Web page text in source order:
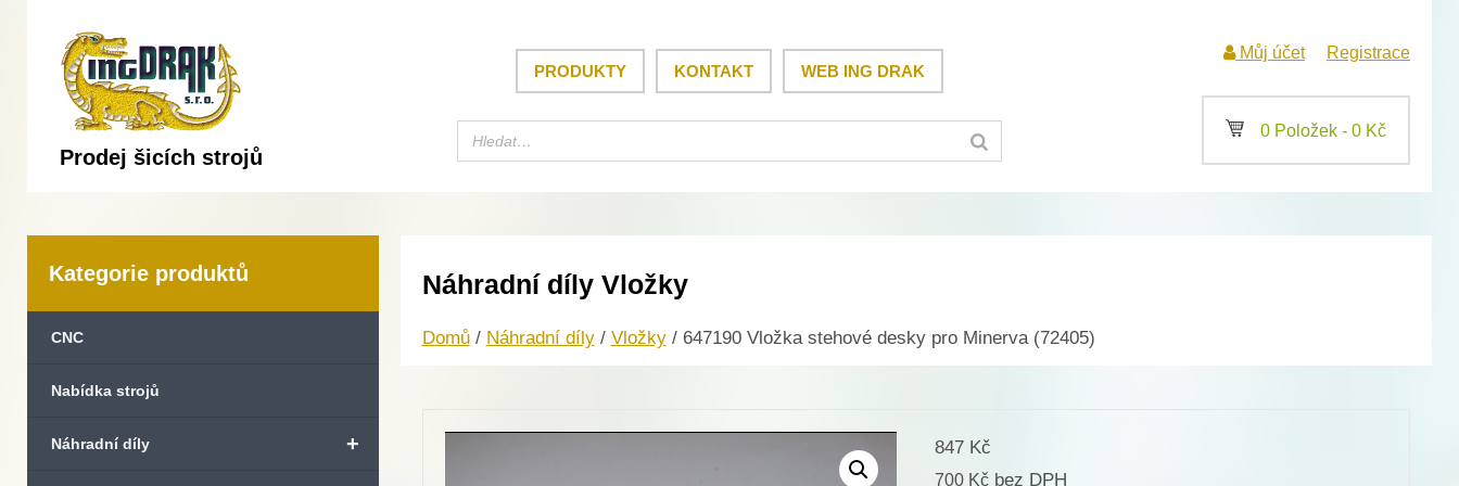
Prodej šicích strojů
PRODUKTY KONTAKT WEB ING DRAK
Můj účet Registrace
a 0 Položek - 0 Kč
Kategorie produktů
CNC
Nabídka strojů
+
Náhradní díly
Náhradní díly Vložky
Domů/ Náhradní díly/ Vložky/ 647190 Vložka stehové desky pro Minerva (72405)
847 Kč
700 Kč bez DPH